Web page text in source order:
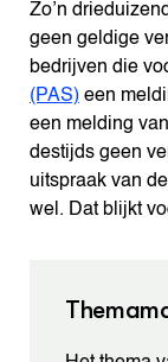
Zo’n
geen geldige
bedrijven die
(PAS)een
een melding
destijds geen
uitspraak van
wel. Dat blijkt